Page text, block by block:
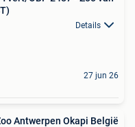
Details
27 jun 26
Okapi België